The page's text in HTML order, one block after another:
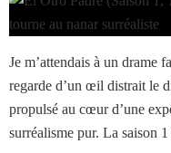
Je m’attendais à un drame
regarde d’un œil distrait le
propulsé au cœur d’une
surréalisme pur. La saison